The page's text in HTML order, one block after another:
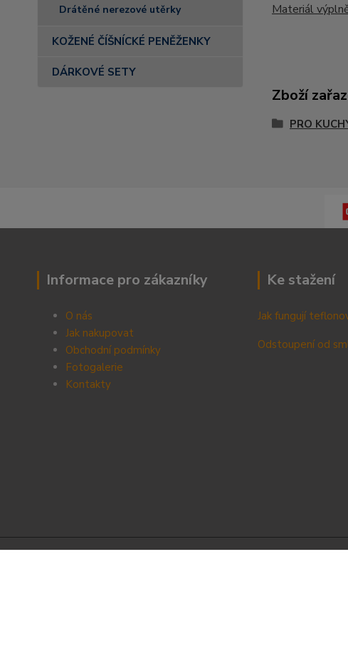
Drátěné nerezové utěrky
KOŽENÉ ČÍŠNÍCKÉ PENĚŽENKY
DÁRKOVÉ SETY
Materiál
Zboží
PRO
Informace pro zákazníky
O nás
Jak nakupovat
Obchodní podmínky
Fotogalerie
Kontakty
Ke stažení
Jak fungují
Odstoupení od